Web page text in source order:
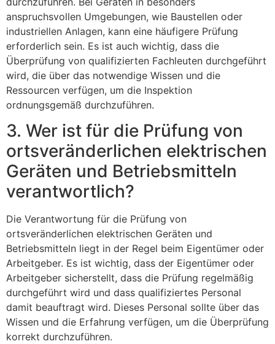
anspruchsvollen Umgebungen, wie Baustellen oder
industriellen Anlagen, kann eine häufigere Prüfung
erforderlich sein. Es ist auch wichtig, dass die
Überprüfung von qualifizierten Fachleuten durchgeführt
wird, die über das notwendige Wissen und die
Ressourcen verfügen, um die Inspektion
ordnungsgemäß durchzuführen.
3. Wer ist für die Prüfung von
ortsveränderlichen elektrischen
Geräten und Betriebsmitteln
verantwortlich?
Die Verantwortung für die Prüfung von
ortsveränderlichen elektrischen Geräten und
Betriebsmitteln liegt in der Regel beim Eigentümer oder
Arbeitgeber. Es ist wichtig, dass der Eigentümer oder
Arbeitgeber sicherstellt, dass die Prüfung regelmäßig
durchgeführt wird und dass qualifiziertes Personal
damit beauftragt wird. Dieses Personal sollte über das
Wissen und die Erfahrung verfügen, um die Überprüfung
korrekt durchzuführen.